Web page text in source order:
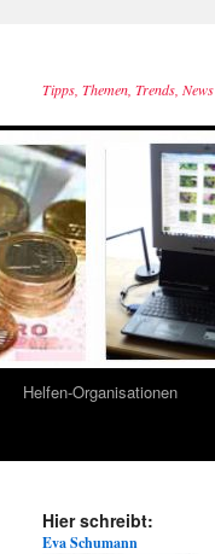
Tipps, Themen, Trends, News
Helfen-Organisationen
Hier schreibt:
Eva Schumann